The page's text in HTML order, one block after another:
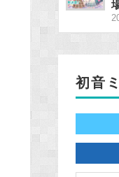
初音